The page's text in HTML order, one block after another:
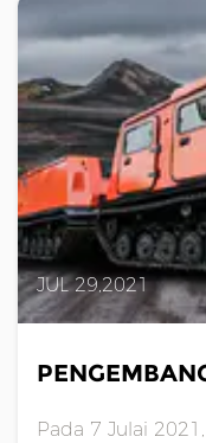
JUL 29,2021
Pada 7 Julai